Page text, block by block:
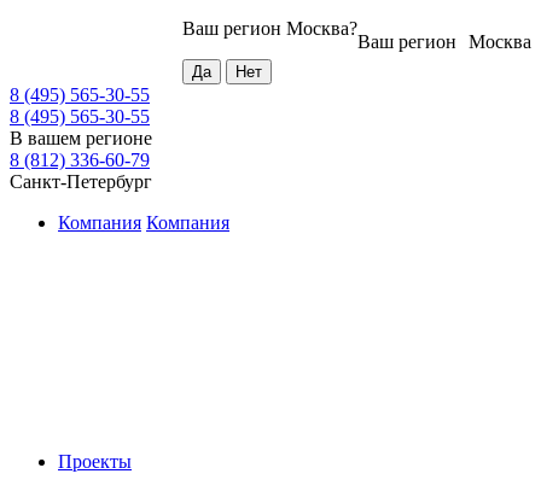
Москва
Ваш регион
Ваш регион Москва?
8 (495) 565-30-55
8 (495) 565-30-55
В вашем регионе
8 (812) 336-60-79
Санкт-Петербург
Компания Компания
Проекты